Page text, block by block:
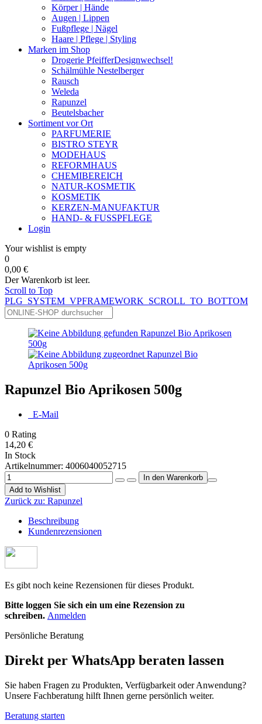
Körper | Hände
Augen | Lippen
Fußpflege | Nägel
Haare | Pflege | Styling
Marken im Shop
Drogerie PfeifferDesignwechsel!
Schälmühle Nestelberger
Rausch
Weleda
Rapunzel
Beutelsbacher
Sortiment vor Ort
PARFUMERIE
BISTRO STEYR
MODEHAUS
REFORMHAUS
CHEMIBEREICH
NATUR-KOSMETIK
KOSMETIK
KERZEN-MANUFAKTUR
HAND- & FUSSPFLEGE
Login
Your wishlist is empty
0
0,00 €
Der Warenkorb ist leer.
Scroll to Top
PLG_SYSTEM_VPFRAMEWORK_SCROLL_TO_BOTTOM
Rapunzel Bio Aprikosen 500g
E-Mail
0 Rating
14,20 €
In Stock
Artikelnummer: 4006040052715
Add to Wishlist
Zurück zu: Rapunzel
Beschreibung
Kundenrezensionen
Es gibt noch keine Rezensionen für dieses Produkt.
Bitte loggen Sie sich ein um eine Rezension zu
schreiben. Anmelden
Persönliche Beratung
Direkt per WhatsApp beraten lassen
Sie haben Fragen zu Produkten, Verfügbarkeit oder Anwendung?
Unsere Fachberatung hilft Ihnen gerne persönlich weiter.
Beratung starten